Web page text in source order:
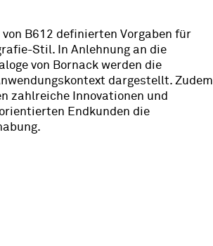
B612 definierten Vorgaben für
Stil. In Anlehnung an die
von Bornack werden die
dargestellt. Zudem
zahlreiche Innovationen und
Endkunden die